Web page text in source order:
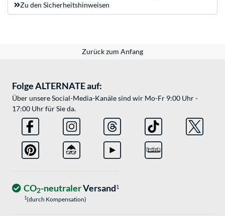
Zu den Sicherheitshinweisen
Zurück zum Anfang
Folge ALTERNATE auf:
Über unsere Social-Media-Kanäle sind wir Mo-Fr 9:00 Uhr -
17:00 Uhr für Sie da.
CO2-neutralerVersand1
1(durch Kompensation)